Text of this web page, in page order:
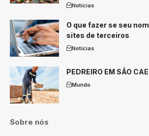
Notícias
O que fazer se seu
sites de terceiros
Notícias
PEDREIRO EM SÃO
Mundo
Sobre nós